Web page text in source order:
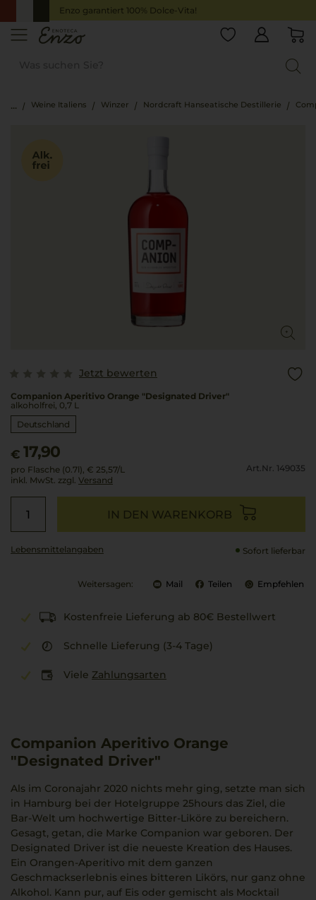
Enzo garantiert 100% Dolce-Vita!
Weine Italiens Winzer Nordcraft Hanseatische Destillerie
Jetzt bewerten
Companion Aperitivo Orange "Designated Driver"
alkoholfrei, 0,7 L
Deutschland
€ 17,90
pro Flasche (0.7l), € 25,57/L
inkl. MwSt. zzgl. Versand
Art.Nr. 149035
IN DEN WARENKORB
Lebensmittel­angaben Sofort lieferbar
Weitersagen: Mail Teilen Empfehlen
Kostenfreie Lieferung ab 80€ Bestellwert
Schnelle Lieferung (3-4 Tage)
Viele Zahlungsarten
Companion Aperitivo Orange
"Designated Driver"
Als im Coronajahr 2020 nichts mehr ging, setzte man sich
in Hamburg bei der Hotelgruppe 25hours das Ziel, die
Bar-Welt um hochwertige Bitter-Liköre zu bereichern.
Gesagt, getan, die Marke Companion war geboren. Der
Designated Driver ist die neueste Kreation des Hauses.
Ein Orangen-Aperitivo mit dem ganzen
Geschmackserlebnis eines bitteren Likörs, nur ganz ohne
Alkohol. Kann pur, auf Eis oder gemischt als Mocktail